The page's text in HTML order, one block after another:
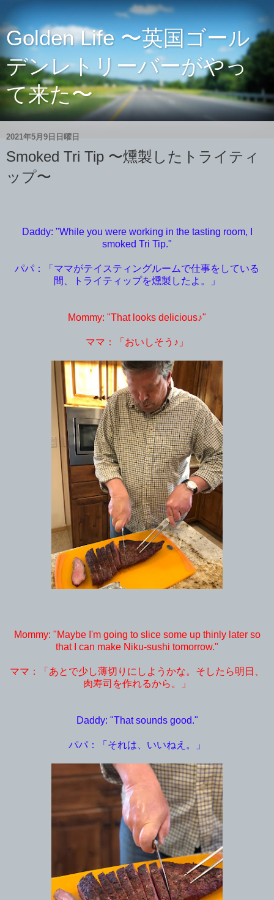
Golden Life 〜英国ゴール
デンレトリーバーがやっ
て来た〜
2021年5月9日日曜日
Smoked Tri Tip 〜燻製したトライティ
ップ〜
Daddy: "While you were working in the tasting room, I
smoked Tri Tip."
パパ：「ママがテイスティングルームで仕事をしている
間、トライティップを燻製したよ。」
Mommy: "That looks delicious♪"
ママ：「おいしそう♪」
Mommy: "Maybe I'm going to slice some up thinly later so
that I can make Niku-sushi tomorrow."
ママ：「あとで少し薄切りにしようかな。そしたら明日、
肉寿司を作れるから。」
Daddy: "That sounds good."
パパ：「それは、いいねえ。」